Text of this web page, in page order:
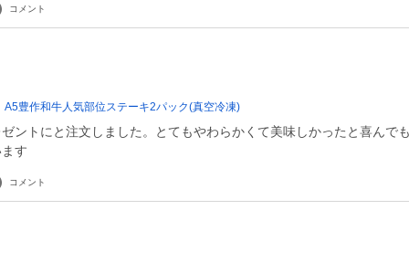
コメント
A5豊作和牛人気部位ステーキ2パック(真空冷凍)
ントにと注文しました。とてもやわらかくて美味しかったと喜んで
す
コメント